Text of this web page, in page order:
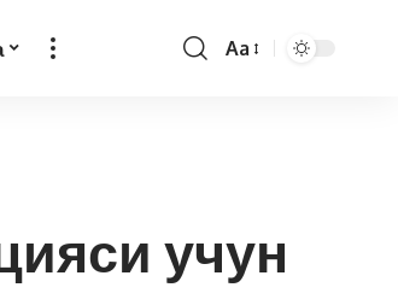
Aa
учун